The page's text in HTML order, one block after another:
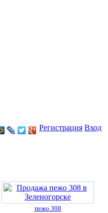
Регистрация Вход
пежо 308